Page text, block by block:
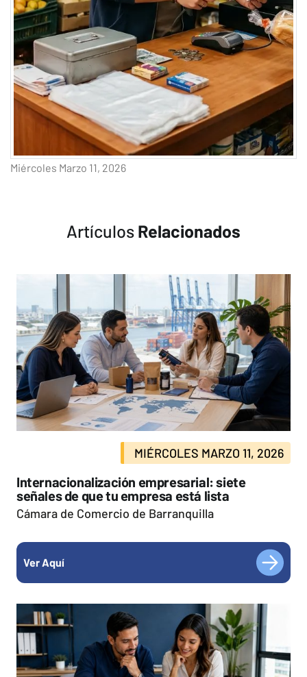
Miércoles Marzo 11, 2026
Artículos Relacionados
MIÉRCOLES MARZO 11, 2026
Internacionalización empresarial: siete
señales de que tu empresa está lista
Cámara de Comercio de Barranquilla
Ver Aquí